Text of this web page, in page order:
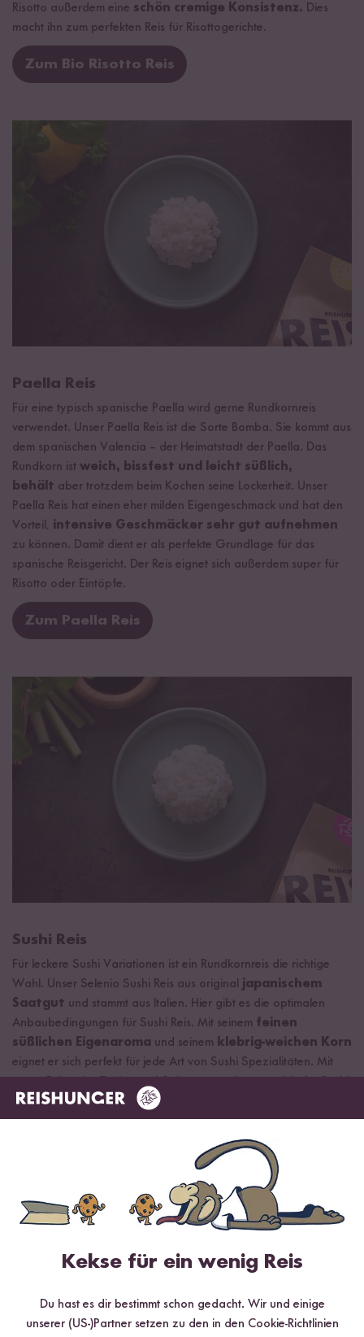
Risotto außerdem eine schön cremige Konsistenz. Dies
macht ihn zum perfekten Reis für Risottogerichte.
Zum Bio Risotto Reis
Paella Reis
Für eine typisch spanische Paella wird gerne Rundkornreis
verwendet. Unser Paella Reis ist die Sorte Bomba. Sie kommt aus
dem spanischen Valencia – der Heimatstadt der Paella. Das
Rundkorn ist weich, bissfest und leicht süßlich,
behält aber trotzdem beim Kochen seine Lockerheit. Unser
Paella Reis hat einen eher milden Eigengeschmack und hat den
Vorteil, intensive Geschmäcker sehr gut aufnehmen
zu können. Damit dient er als perfekte Grundlage für das
spanische Reisgericht. Der Reis eignet sich außerdem super für
Risotto oder Eintöpfe.
Zum Paella Reis
Sushi Reis
Für leckere Sushi Variationen ist ein Rundkornreis die richtige
Wahl. Unser Selenio Sushi Reis aus original japanischem
Saatgut und stammt aus Italien. Hier gibt es die optimalen
Anbaubedingungen für Sushi Reis. Mit seinem feinen
süßlichen Eigenaroma und seinem klebrig-weichen Korn
eignet er sich perfekt für jede Art von Sushi Spezialitäten. Mit
zum Rollen und Formen oder als Basis in einer Poké Bowl.
DU SPARST BIS ZU 20 % DU SPARST BIS ZU 20 %
Kekse für ein wenig Reis
Du hast es dir bestimmt schon gedacht. Wir und einige
unserer (US-)Partner setzen zu den in den Cookie-Richtlinien